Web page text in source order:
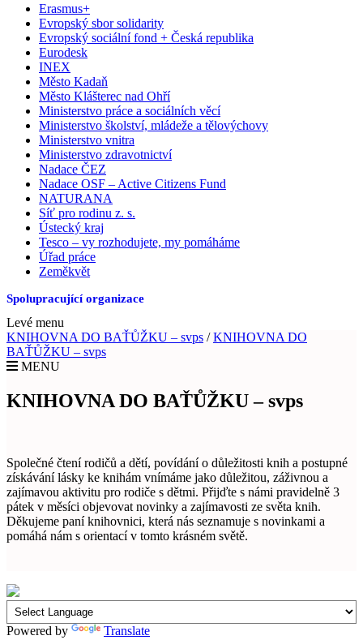
Erasmus+
Evropský sbor solidarity
Evropský sociální fond + Česká republika
Eurodesk
INEX
Město Kadaň
Město Klášterec nad Ohří
Ministerstvo práce a sociálních věcí
Ministerstvo školství, mládeže a tělovýchovy
Ministerstvo vnitra
Ministerstvo zdravotnictví
Nadace ČEZ
Nadace OSF – Active Citizens Fund
NATURANA
Síť pro rodinu z. s.
Ústecký kraj
Tesco – vy rozhodujete, my pomáháme
Úřad práce
Zeměkvět
Spolupracující organizace
Levé menu
KNIHOVNA DO BAŤŮŽKU – svps /KNIHOVNA DO
BAŤŮŽKU – svps
MENU
KNIHOVNA DO BAŤŮŽKU – svps
Společné čtení rodičů a dětí, povídání o důležitosti knih a postupné
získávání lásky ke knihám vnímáme jako důležitou, záživnou a
zajímavou aktivitu pro rodiče s dětmi. Přijďte s námi pravidelně 3
pátek v měsíci objevovat novinky a zajímavosti ze světa knih.
Děkujeme paní knihovnici, která nás seznamuje s novinkami a
pomáhá nám s orientací v tomto krásném světě.
Powered by Translate